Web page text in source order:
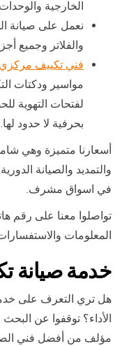
الخارجية
نعمل على صيانة
والفلاتر وجميع
فني تكييف مركزي
مواسير ودكتات
لفتحات التهوية
بحرفية لا حدود لها.
أسعارنا متميزة وهي
والتمديد والصيانة
في اسواق مشرف.
تواصلوا معنا على رقم
المعلومات
خدمة صيانة
هل تري التعرف على
الأداء؟ توقفوا عن البحث
مؤلف من أفضل فني